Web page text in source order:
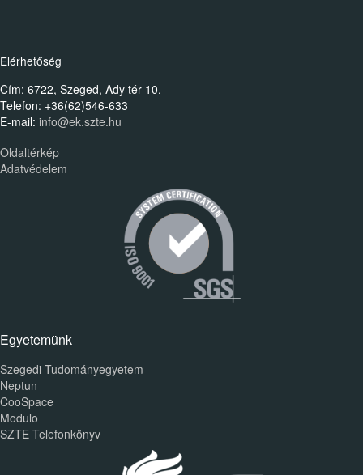
Elérhetőség
Cím: 6722, Szeged, Ady tér 10.
Telefon: +36(62)546-633
E-mail: info@ek.szte.hu
Oldaltérkép
Adatvédelem
Egyetemünk
Szegedi Tudományegyetem
Neptun
CooSpace
Modulo
SZTE Telefonkönyv